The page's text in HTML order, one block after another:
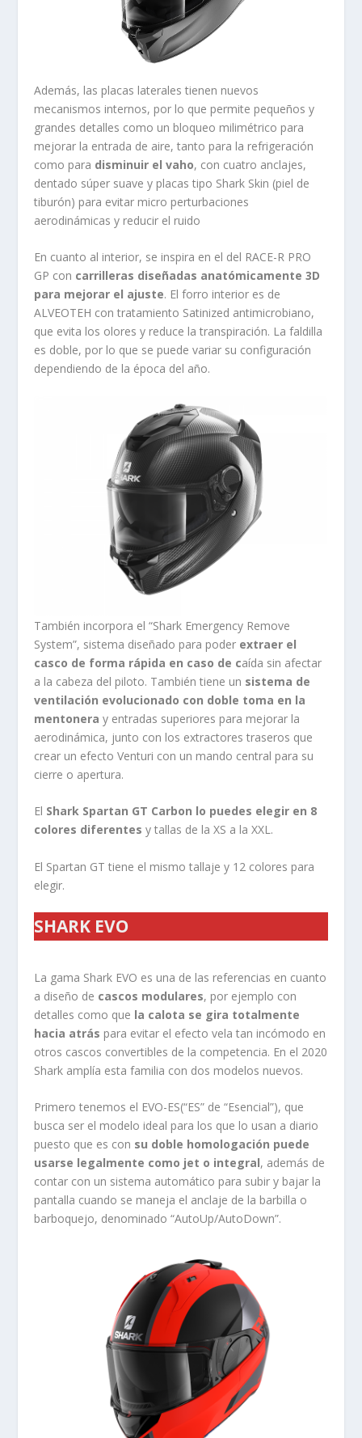
Además, las placas laterales tienen nuevos
mecanismos internos, por lo que permite pequeños y
grandes detalles como un bloqueo milimétrico para
mejorar la entrada de aire, tanto para la refrigeración
como para disminuir el vaho, con cuatro anclajes,
dentado súper suave y placas tipo Shark Skin (piel de
tiburón) para evitar micro perturbaciones
aerodinámicas y reducir el ruido
En cuanto al interior, se inspira en el del RACE-R PRO
GP con carrilleras diseñadas anatómicamente 3D
para mejorar el ajuste. El forro interior es de
ALVEOTEH con tratamiento Satinized antimicrobiano,
que evita los olores y reduce la transpiración. La faldilla
es doble, por lo que se puede variar su configuración
dependiendo de la época del año.
También incorpora el “Shark Emergency Remove
System”, sistema diseñado para poder extraer el
casco de forma rápida en caso de caída sin afectar
a la cabeza del piloto. También tiene un sistema de
ventilación evolucionado con doble toma en la
mentoneray entradas superiores para mejorar la
aerodinámica, junto con los extractores traseros que
crear un efecto Venturi con un mando central para su
cierre o apertura.
El Shark Spartan GT Carbon lo puedes elegir en 8
colores diferentes y tallas de la XS a la XXL.
El Spartan GT tiene el mismo tallaje y 12 colores para
elegir.
SHARK EVO
La gama Shark EVO es una de las referencias en cuanto
a diseño de cascos modulares, por ejemplo con
detalles como que la calota se gira totalmente
hacia atrás para evitar el efecto vela tan incómodo en
otros cascos convertibles de la competencia. En el 2020
Shark amplía esta familia con dos modelos nuevos.
Primero tenemos el EVO-ES(“ES” de “Esencial”), que
busca ser el modelo ideal para los que lo usan a diario
puesto que es con su doble homologación puede
usarse legalmente como jet o integral, además de
contar con un sistema automático para subir y bajar la
pantalla cuando se maneja el anclaje de la barbilla o
barboquejo, denominado “AutoUp/AutoDown”.